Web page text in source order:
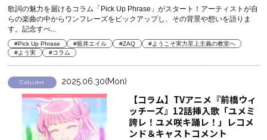
歌詞の魅力を届けるコラム「Pick Up Phrase」がスタート！アーティストが自
らの楽曲の中からワンフレーズをピックアップし、その背景や想いを語りま
す。記念すべ...
#Pick Up Phrase #藍井エイル #ZAQ
#ようこそ実力至上主義の教室へ
#よう実
#コラム
Column 2025.06.30(Mon)
【コラム】TVアニメ『前橋ウィ
ッチーズ』12話挿入歌「ユメミ
誇レ！ユメ咲キ踊レ！」レコメ
ンド＆キャストコメント